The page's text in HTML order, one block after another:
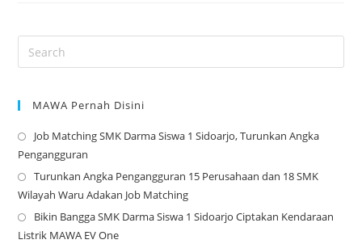
Ahli
Komputer
MAWA Pernah Disini
Job Matching SMK Darma Siswa 1 Sidoarjo, Turunkan Angka
Pengangguran
Turunkan Angka Pengangguran 15 Perusahaan dan 18 SMK
Wilayah Waru Adakan Job Matching
Bikin Bangga SMK Darma Siswa 1 Sidoarjo Ciptakan Kendaraan
Listrik MAWA EV One